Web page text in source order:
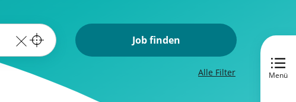
Job finden
Alle Filter Menü